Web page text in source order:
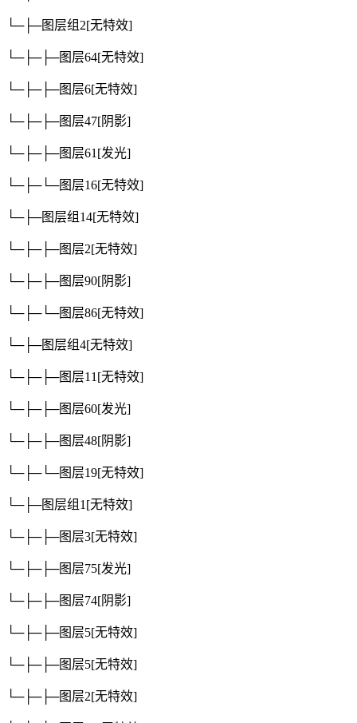
└─├─图层组2[无特效]
└─├─├─图层64[无特效]
└─├─├─图层6[无特效]
└─├─├─图层47[阴影]
└─├─├─图层61 [发光]
└─├─└─图层16[无特效]
└─├─图层组14[无特效]
└─├─├─图层2[无特效]
└─├─├─图层90[阴影]
└─├─└─图层86[无特效]
└─├─图层组4[无特效]
└─├─├─图层11 [无特效]
└─├─├─图层60[发光]
└─├─├─图层48[阴影]
└─├─└─图层19[无特效]
└─├─图层组1 [无特效]
└─├─├─图层3[无特效]
└─├─├─图层75[发光]
└─├─├─图层74[阴影]
└─├─├─图层5[无特效]
└─├─├─图层5[无特效]
└─├─├─图层2[无特效]